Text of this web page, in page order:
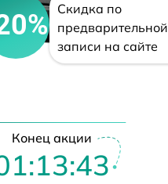
Скидка по
предварительной
записи на сайте
Конец акции